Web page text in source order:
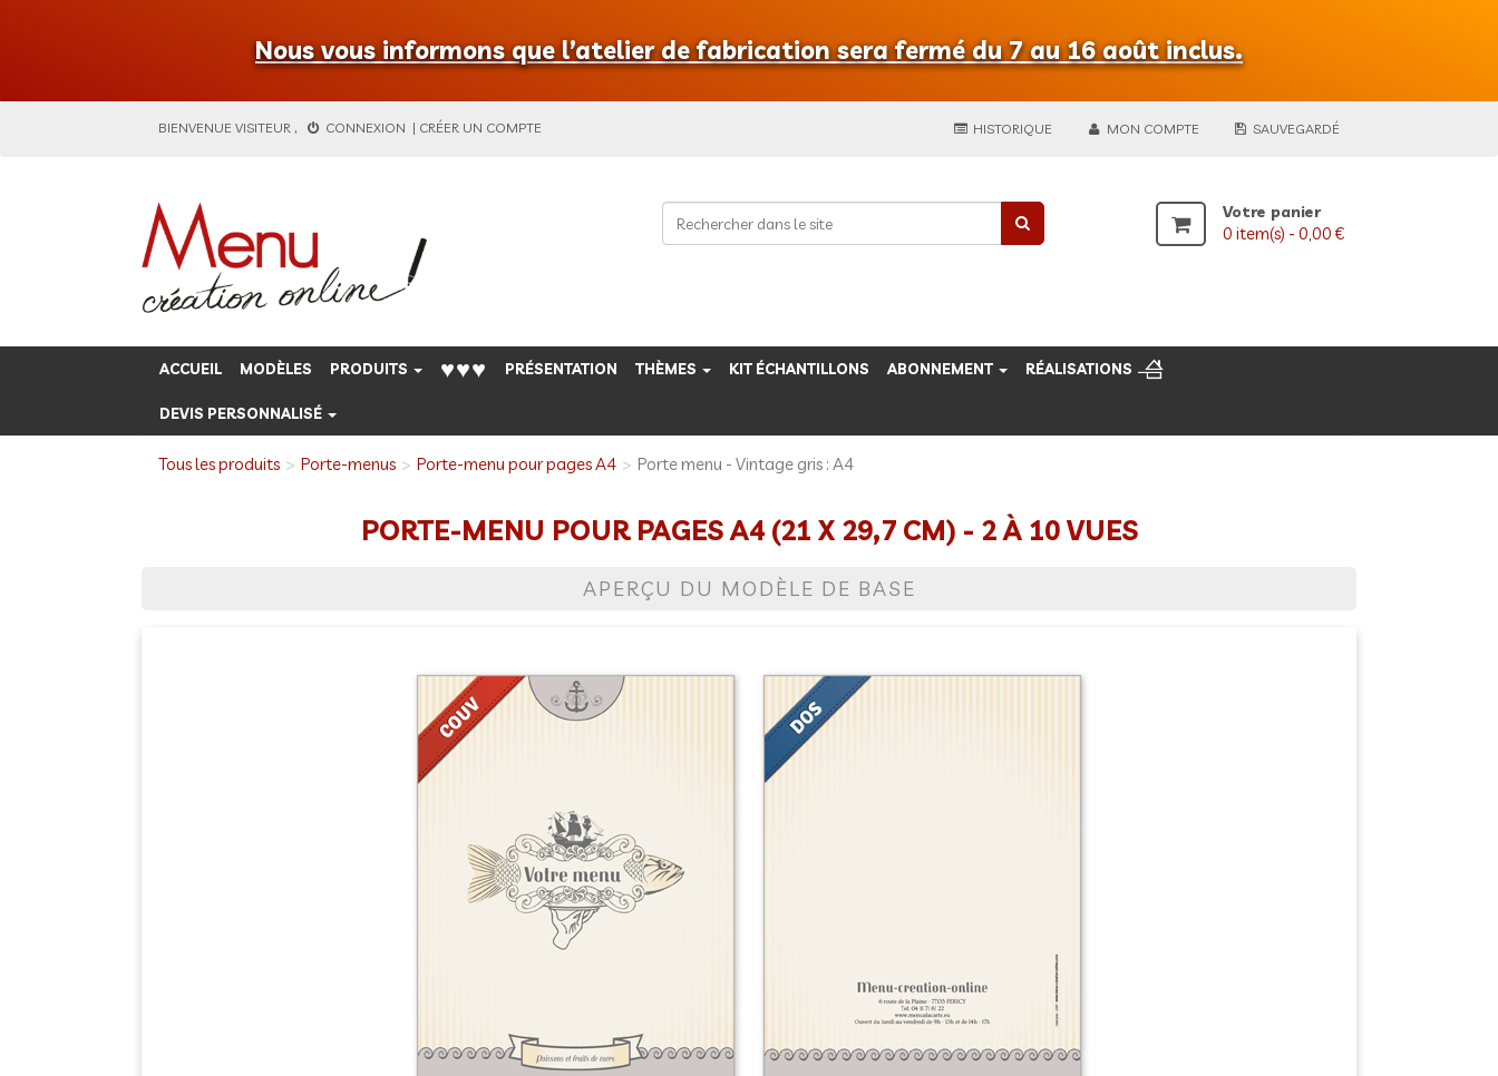
Nous vous informons que l’atelier de fabrication sera fermé du 7 au 16 août inclus.
BIENVENUE VISITEUR , CONNEXION | CRÉER UN COMPTE HISTORIQUE MON COMPTE SAUVEGARDÉ
Votre panier
0 item(s) - 0,00 €
ACCUEIL MODÈLES PRODUITS ♥♥♥ PRÉSENTATION THÈMES KIT ÉCHANTILLONS ABONNEMENT RÉALISATIONS
DEVIS PERSONNALISÉ
Tous les produits Porte-menus Porte-menu pour pages A4 Porte menu - Vintage gris : A4
PORTE-MENU POUR PAGES A4 (21 X 29,7 CM) - 2 À 10 VUES
APERÇU DU MODÈLE DE BASE